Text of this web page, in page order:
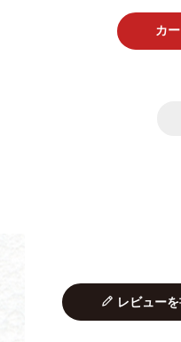
カ
レビューを